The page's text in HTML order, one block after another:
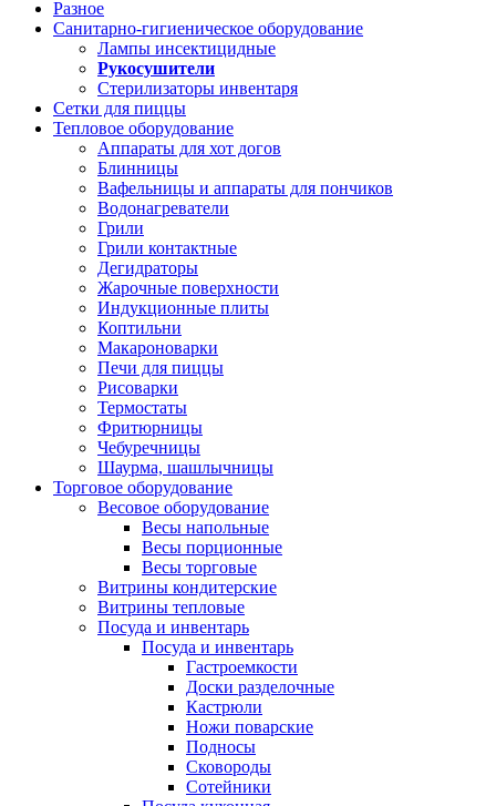
Разное
Санитарно-гигиеническое оборудование
Лампы инсектицидные
Рукосушители
Стерилизаторы инвентаря
Сетки для пиццы
Тепловое оборудование
Аппараты для хот догов
Блинницы
Вафельницы и аппараты для пончиков
Водонагреватели
Грили
Грили контактные
Дегидраторы
Жарочные поверхности
Индукционные плиты
Коптильни
Макароноварки
Печи для пиццы
Рисоварки
Термостаты
Фритюрницы
Чебуречницы
Шаурма, шашлычницы
Торговое оборудование
Весовое оборудование
Весы напольные
Весы порционные
Весы торговые
Витрины кондитерские
Витрины тепловые
Посуда и инвентарь
Посуда и инвентарь
Гастроемкости
Доски разделочные
Кастрюли
Ножи поварские
Подносы
Сковороды
Сотейники